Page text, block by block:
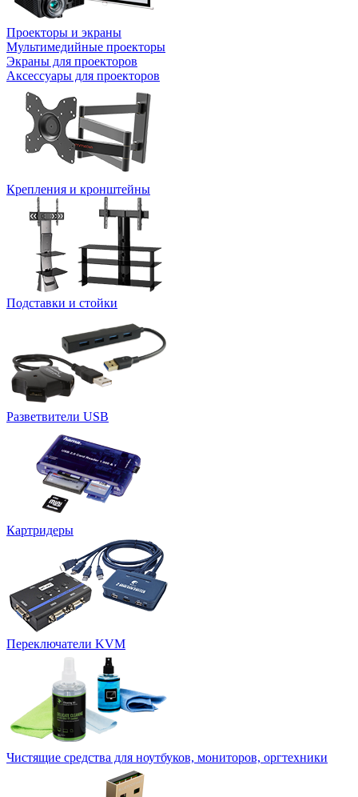
Проекторы и экраны
Мультимедийные проекторы
Экраны для проекторов
Аксессуары для проекторов
Крепления и кронштейны
Подставки и стойки
Разветвители USB
Картридеры
Переключатели KVM
Чистящие средства для ноутбуков, мониторов, оргтехники